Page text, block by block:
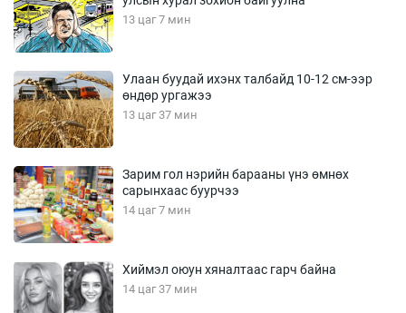
13 цаг 7 мин
Улаан буудай ихэнх талбайд 10-12 см-ээр
өндөр ургажээ
13 цаг 37 мин
Зарим гол нэрийн барааны үнэ өмнөх
сарынхаас буурчээ
14 цаг 7 мин
Хиймэл оюун хяналтаас гарч байна
14 цаг 37 мин